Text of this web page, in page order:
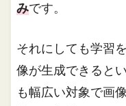
みです。
それにしても学習
像が生成できると
も幅広い対象で画